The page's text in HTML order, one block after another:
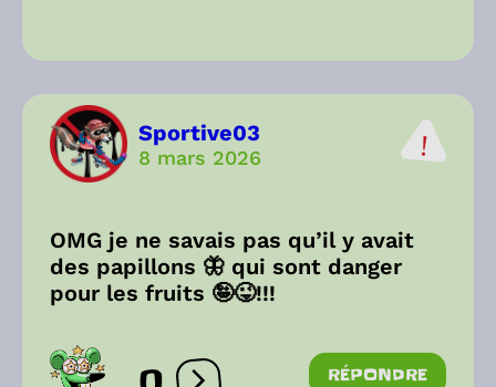
Sportive03
8 mars 2026
OMG je ne savais pas qu’il y avait
des papillons 🦋 qui sont danger
pour les fruits 🤪😜!!!
RÉPONDRE